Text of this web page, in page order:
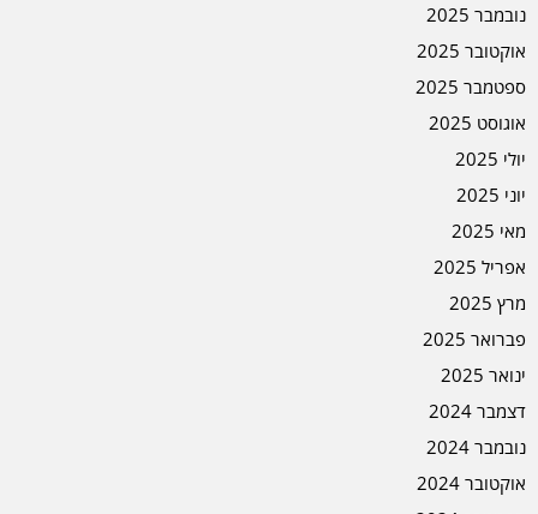
נובמבר 2025
אוקטובר 2025
ספטמבר 2025
אוגוסט 2025
יולי 2025
יוני 2025
מאי 2025
אפריל 2025
מרץ 2025
פברואר 2025
ינואר 2025
דצמבר 2024
נובמבר 2024
אוקטובר 2024